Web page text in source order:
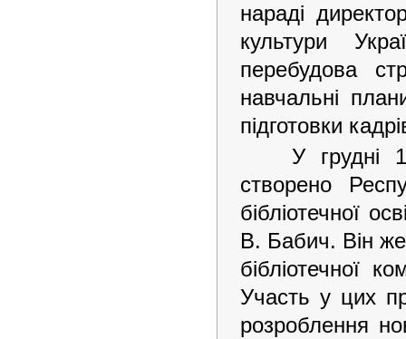
нараді
культури
перебудова
навчальні
підготовки
У грудні
створено
бібліотечної
В. Бабич. Він
бібліотечної
Участь у цих
розроблення